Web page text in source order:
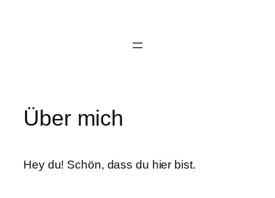
Über mich
Hey du! Schön, dass du hier bist.